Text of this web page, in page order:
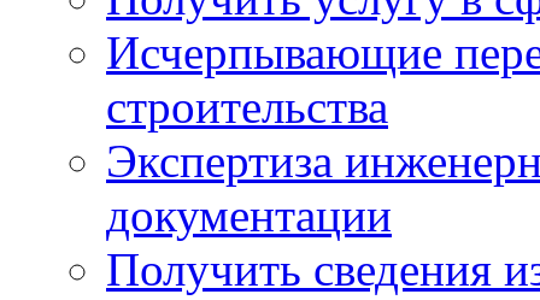
Исчерпывающие
строительства
Экспертиза
документации
Получить сведения